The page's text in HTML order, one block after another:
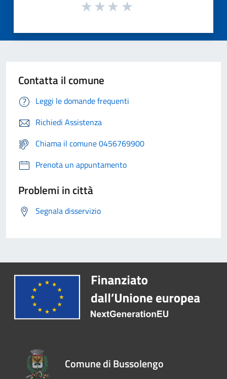
Contatta il comune
Leggi le domande frequenti
Richiedi Assistenza
Chiama il comune 0456769900
Prenota un appuntamento
Problemi in città
Segnala disservizio
Comune di Bussolengo